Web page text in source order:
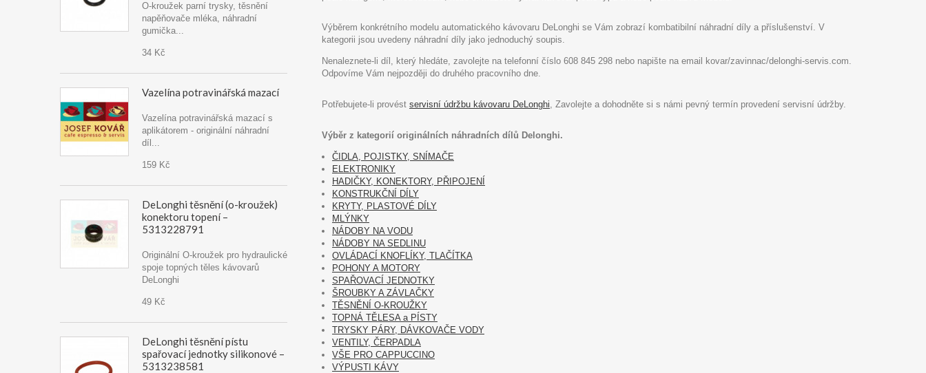
O-kroužek parní trysky, těsnění
napěňovače mléka, náhradní
gumička...
34 Kč
Vazelína potravinářská mazací
Vazelína potravinářská mazací s
aplikátorem - originální náhradní
díl...
159 Kč
DeLonghi těsnění (o-kroužek)
konektoru topení –
5313228791
Originální O-kroužek pro hydraulické
spoje topných těles kávovarů
DeLonghi
49 Kč
DeLonghi těsnění pístu
spařovací jednotky silikonové –
5313238581
Výběrem konkrétního modelu automatického kávovaru DeLonghi se Vám zobrazí kombatibilní náhradní díly a příslušenství. V
kategorii jsou uvedeny náhradní díly jako jednoduchý soupis.
Nenaleznete-li díl, který hledáte, zavolejte na telefonní číslo 608 845 298 nebo napište na email kovar/zavinnac/delonghi-servis.com.
Odpovíme Vám nejpozději do druhého pracovního dne.
Potřebujete-li provést servisní údržbu kávovaru DeLonghi, Zavolejte a dohodněte si s námi pevný termín provedení servisní údržby.
Výběr z kategorií originálních náhradních dílů Delonghi.
ČIDLA, POJISTKY, SNÍMAČE
ELEKTRONIKY
HADIČKY, KONEKTORY, PŘIPOJENÍ
KONSTRUKČNÍ DÍLY
KRYTY, PLASTOVÉ DÍLY
MLÝNKY
NÁDOBY NA VODU
NÁDOBY NA SEDLINU
OVLÁDACÍ KNOFLÍKY, TLAČÍTKA
POHONY A MOTORY
SPAŘOVACÍ JEDNOTKY
ŠROUBKY A ZÁVLAČKY
TĚSNĚNÍ O-KROUŽKY
TOPNÁ TĚLESA a PÍSTY
TRYSKY PÁRY, DÁVKOVAČE VODY
VENTILY, ČERPADLA
VŠE PRO CAPPUCCINO
VÝPUSTI KÁVY